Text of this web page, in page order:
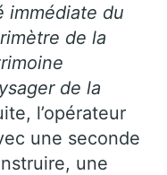
immédiate du
de la
de la
l’opérateur
une seconde
une